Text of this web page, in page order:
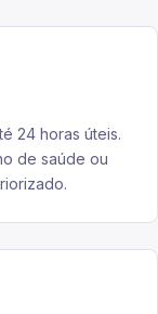
24 horas úteis.
de saúde ou